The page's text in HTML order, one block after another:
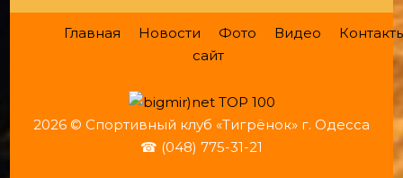
Главная Новости Фото Видео
сайт
2026 © Спортивный клуб «Тигрёнок» г. Одесса
☎ (048) 775-31-21